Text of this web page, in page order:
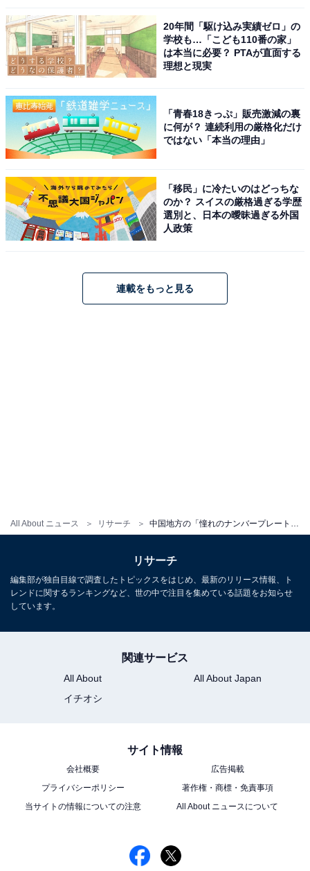
All About ニュース リサーチ
こちらもおすすめ
四国地方の「憧れのナンバープレート」ランキ
ング！ 2位「高知（高知県）」、1位は？
20年間「駆け込み実績ゼロ」の
学校も…「こども110番の家」
は本当に必要？ PTAが直面する
理想と現実
「青春18きっぷ」販売激減の裏
に何が？ 連続利用の厳格化だけ
ではない「本当の理由」
「移民」に冷たいのはどっちな
のか？ スイスの厳格過ぎる学歴
選別と、日本の曖昧過ぎる外国
人政策
連載をもっと見る
リサーチ
編集部が独自目線で調査したトピックスをはじめ、最新のリリース情報、ト
レンドに関するランキングなど、世の中で注目を集めている話題をお知らせ
しています。
関連サービス
All About
All About Japan
イチオシ
サイト情報
会社概要
広告掲載
プライバシーポリシー
著作権・商標・免責事項
当サイトの情報についての注意
All About ニュースについて